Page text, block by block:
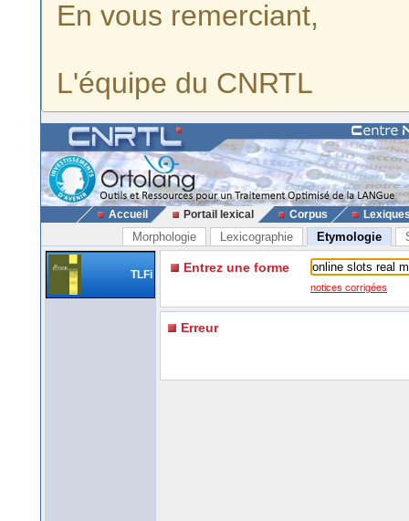
En vous remerciant,
L'équipe du CNRTL
Accueil Portail lexical Corpus
Morphologie Lexicographie Etymologie
TLFi Entrez une forme
notices corrigées
Erreur